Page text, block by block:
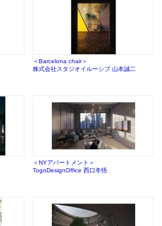
＜Barcelona chair＞
株式会社スタジオイルーシブ 山本誠二
＜NYアパートメント＞
TogoDesignOffice 西口冬悟